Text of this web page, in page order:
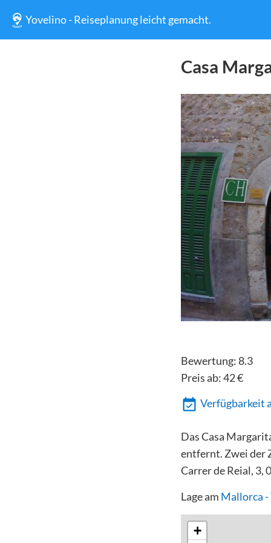
Yovelino - Reiseplanung leicht gemacht.
Casa
Bewertung: 8.3
Preis ab:42€
Verfügbarkeit
Das Casa
entfernt. Zwei der
Carrer de Reial, 3,
Lage am Mallorca -
+